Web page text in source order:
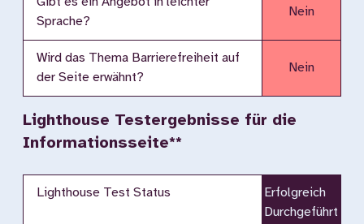
Sprache?
Nein
Wird das Thema Barrierefreiheit auf
der Seite erwähnt?
Nein
Lighthouse Testergebnisse für die
Informationsseite**
Lighthouse Test Status
Erfolgreich
Durchgeführt